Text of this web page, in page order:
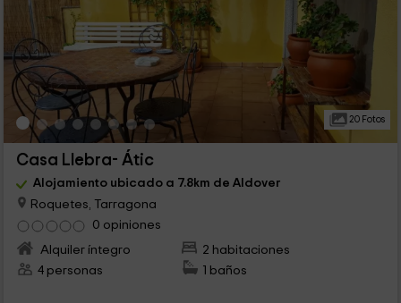
20 Fotos
Casa Llebra- Átic
Alojamiento ubicado a 7.8km de Aldover
Roquetes, Tarragona
0 opiniones
Alquiler íntegro
2 habitaciones
4 personas
1 baños